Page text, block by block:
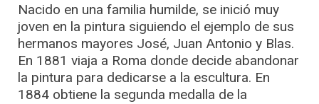
Nacido en una familia humilde, se inició muy
joven en la pintura siguiendo el ejemplo de sus
hermanos mayores José, Juan Antonio y Blas.
En 1881 viaja a Roma donde decide abandonar
la pintura para dedicarse a la escultura. En
1884 obtiene la segunda medalla de la